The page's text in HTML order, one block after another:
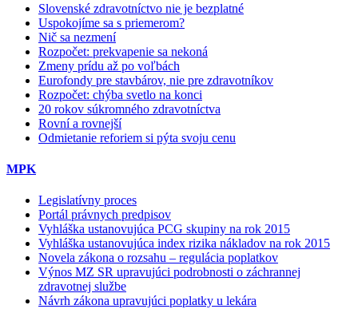
Slovenské zdravotníctvo nie je bezplatné
Uspokojíme sa s priemerom?
Nič sa nezmení
Rozpočet: prekvapenie sa nekoná
Zmeny prídu až po voľbách
Eurofondy pre stavbárov, nie pre zdravotníkov
Rozpočet: chýba svetlo na konci
20 rokov súkromného zdravotníctva
Rovní a rovnejší
Odmietanie reforiem si pýta svoju cenu
MPK
Legislatívny proces
Portál právnych predpisov
Vyhláška ustanovujúca PCG skupiny na rok 2015
Vyhláška ustanovujúca index rizika nákladov na rok 2015
Novela zákona o rozsahu – regulácia poplatkov
Výnos MZ SR upravujúci podrobnosti o záchrannej
zdravotnej službe
Návrh zákona upravujúci poplatky u lekára